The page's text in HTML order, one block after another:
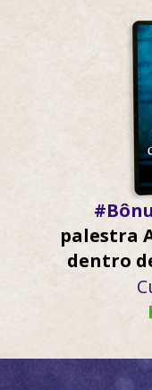
palestra
dentro